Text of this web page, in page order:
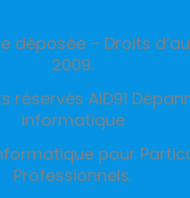
déposée – Droits
2009.
réservés AID91
informatique
pour
Professionnels.